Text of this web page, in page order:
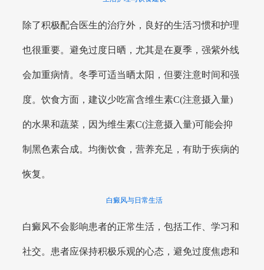
除了积极配合医生的治疗外，良好的生活习惯和护理
也很重要。避免过度日晒，尤其是在夏季，强紫外线
会加重病情。冬季可适当晒太阳，但要注意时间和强
度。饮食方面，建议少吃富含维生素C(注意摄入量)
的水果和蔬菜，因为维生素C(注意摄入量)可能会抑
制黑色素合成。均衡饮食，营养充足，有助于疾病的
恢复。
白癜风与日常生活
白癜风不会影响患者的正常生活，包括工作、学习和
社交。患者应保持积极乐观的心态，避免过度焦虑和